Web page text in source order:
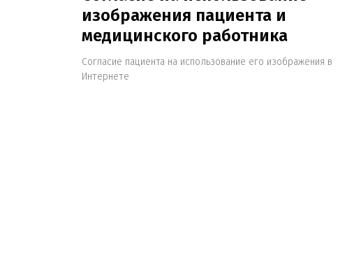
изображения пациента и
медицинского работника
Согласие пациента на использование его изображения в
Интернете